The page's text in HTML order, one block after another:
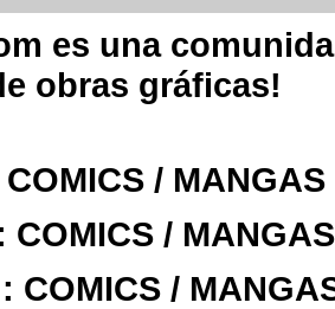
es una
obras gráficas!
COMICS /
COMICS /
: COMICS /